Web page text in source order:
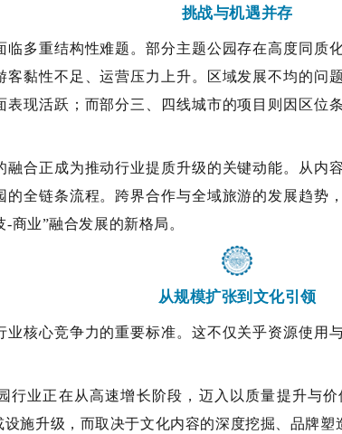
挑战与机遇并存
临多重结构性难题。部分主题公园存在高度同质
客黏性不足、运营压力上升。区域发展不均的问
表现活跃；而部分三、四线城市的项目则因区位
融合正成为推动行业提质升级的关键动能。从内
的全链条流程。跨界合作与全域旅游的发展趋势
商业”融合发展的新格局。
从规模扩张到文化引领
业核心竞争力的重要标准。这不仅关乎资源使用
行业正在从高速增长阶段，迈入以质量提升与
施升级，而取决于文化内容的深度挖掘、品牌塑